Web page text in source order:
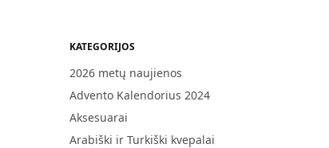
KATEGORIJOS
2026 metų naujienos
Advento Kalendorius 2024
Aksesuarai
Arabiški ir Turkiški kvepalai